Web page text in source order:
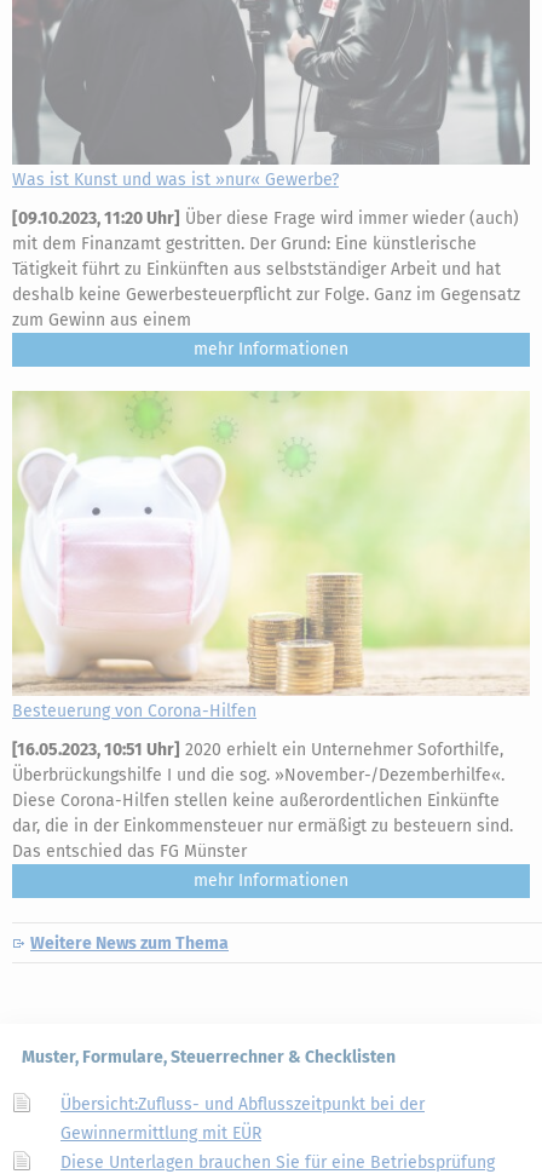
Was ist Kunst und was ist »nur« Gewerbe?
[09.10.2023, 11:20 Uhr] Über diese Frage wird immer wieder (auch)
mit dem Finanzamt gestritten. Der Grund: Eine künstlerische
Tätigkeit führt zu Einkünften aus selbstständiger Arbeit und hat
deshalb keine Gewerbesteuerpflicht zur Folge. Ganz im Gegensatz
zum Gewinn aus einem
mehr
Besteuerung von Corona-Hilfen
[16.05.2023, 10:51 Uhr] 2020 erhielt ein Unternehmer Soforthilfe,
Überbrückungshilfe I und die sog. »November-/Dezemberhilfe«.
Diese Corona-Hilfen stellen keine außerordentlichen Einkünfte
dar, die in der Einkommensteuer nur ermäßigt zu besteuern sind.
Das entschied das FG Münster
mehr
Weitere News zum Thema
Muster, Formulare, Steuerrechner & Checklisten
Übersicht:Zufluss- und Abflusszeitpunkt bei der
Gewinnermittlung mit EÜR
Diese Unterlagen brauchen Sie für eine Betriebsprüfung